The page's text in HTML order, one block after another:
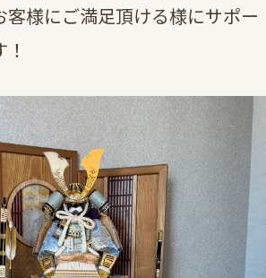
様にご満足頂ける様にサポー